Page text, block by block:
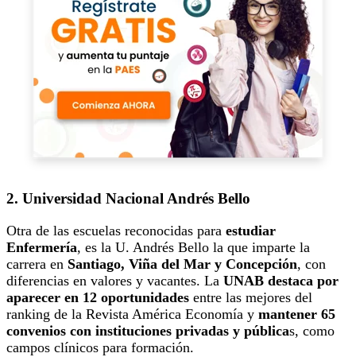
2. Universidad Nacional Andrés Bello
Otra de las escuelas reconocidas para estudiar
Enfermería, es la U. Andrés Bello la que imparte la
carrera en Santiago, Viña del Mar y Concepción, con
diferencias en valores y vacantes. La UNAB destaca por
aparecer en 12 oportunidades entre las mejores del
ranking de la Revista América Economía y mantener 65
convenios con instituciones privadas y públicas, como
campos clínicos para formación.